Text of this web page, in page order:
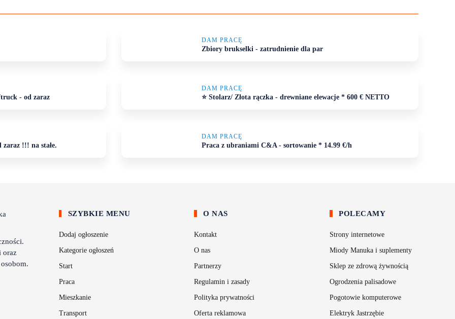
DAM PRACĘ
Zbiory brukselki - zatrudnienie dla par
- od zaraz
DAM PRACĘ
⭐ Stolarz/ Złota rączka - drewniane elewacje * 600 € NETTO
!!! na stałe.
DAM PRACĘ
Praca z ubraniami C&A - sortowanie * 14.99 €/h
oraz
SZYBKIE MENU
Dodaj ogłoszenie
Kategorie ogłoszeń
Start
Praca
Mieszkanie
Transport
O NAS
Kontakt
O nas
Partnerzy
Regulamin i zasady
Polityka prywatności
Oferta reklamowa
POLECAMY
Strony internetowe
Miody Manuka i suplementy
Sklep ze zdrową żywnością
Ogrodzenia palisadowe
Pogotowie komputerowe
Elektryk Jastrzębie